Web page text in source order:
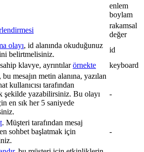
enlem
boylam
rakamsal
değer
olayı, id alanında okuduğunuz
belirtmelisiniz.
id
klavye, ayrıntılarörnekte keyboard
, bu mesajın metin alanına, yazılan
kullanıcısı tarafından
şekilde yazabilirsiniz. Bu olayı
en sık her 5 saniyede
-
. Müşteri tarafından mesaj
sohbet başlatmak için
-